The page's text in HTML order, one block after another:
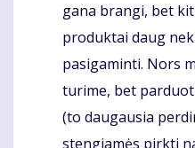
gana brangi, bet
produktai daug
pasigaminti. Nors
turime, bet
(to daugausia
stengiamės pirkti